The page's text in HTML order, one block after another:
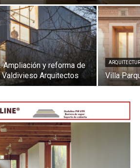
Ampliación y reforma de
Arquitectos
Villa